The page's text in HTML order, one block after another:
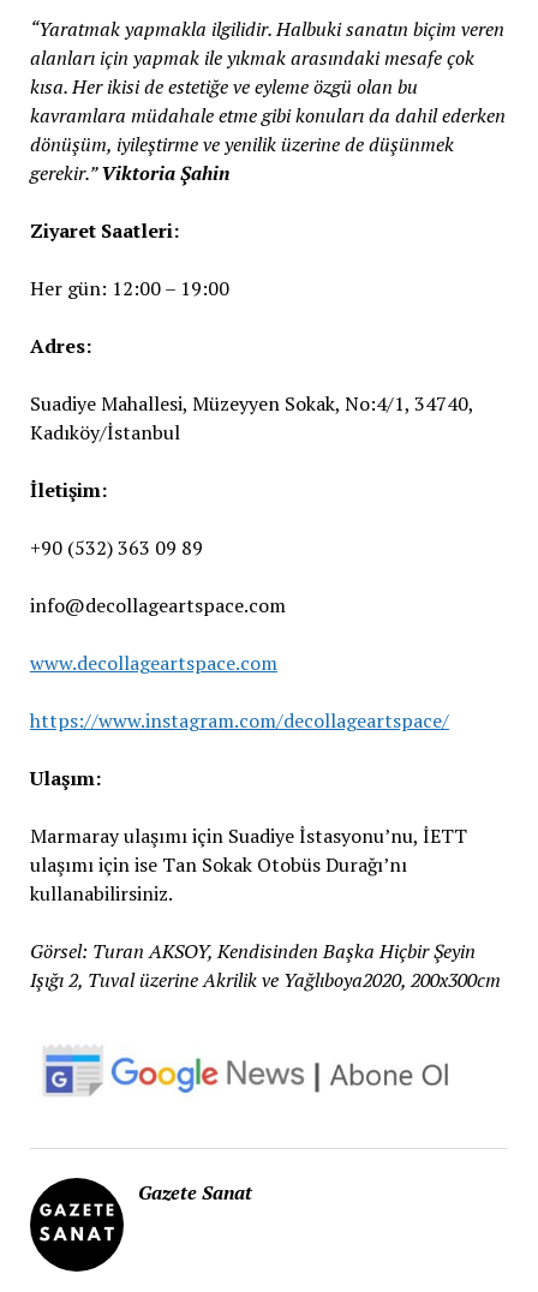
“Yaratmak yapmakla ilgilidir. Halbuki sanatın biçim veren
alanları için yapmak ile yıkmak arasındaki mesafe çok
kısa. Her ikisi de estetiğe ve eyleme özgü olan bu
kavramlara müdahale etme gibi konuları da dahil ederken
dönüşüm, iyileştirme ve yenilik üzerine de düşünmek
gerekir.”Viktoria Şahin
Ziyaret Saatleri:
Her gün: 12:00 – 19:00
Adres:
Suadiye Mahallesi, Müzeyyen Sokak, No:4/1, 34740,
Kadıköy/İstanbul
İletişim:
+90 (532) 363 09 89
info@decollageartspace.com
www.decollageartspace.com
https://www.instagram.com/decollageartspace/
Ulaşım:
Marmaray ulaşımı için Suadiye İstasyonu’nu, İETT
ulaşımı için ise Tan Sokak Otobüs Durağı’nı
kullanabilirsiniz.
Görsel: Turan AKSOY, Kendisinden Başka Hiçbir Şeyin
Işığı 2, Tuval üzerine Akrilik ve Yağlıboya2020, 200x300cm
Gazete Sanat